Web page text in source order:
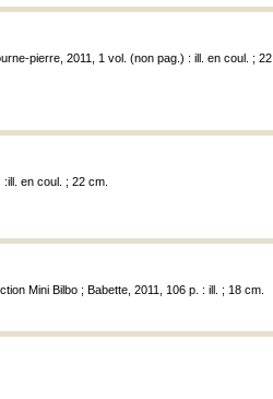
pierre, 2011, 1 vol. (non pag.) : ill. en coul. ; 22
en coul. ; 22 cm.
Mini Bilbo ; Babette, 2011, 106 p. : ill. ; 18 cm.